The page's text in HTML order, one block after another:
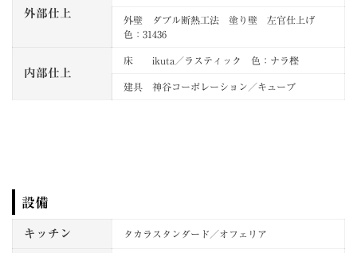
外部仕上
外壁 ダブル断熱工法 塗り壁 左官仕上げ
色：31436
内部仕上
床 ikuta／ラスティック 色：ナラ樫
建具 神谷コーポレーション／キューブ
設備
キッチン タカラスタンダード／オフェリア